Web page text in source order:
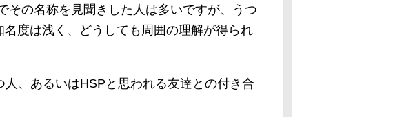
その名称を見聞きした人は多いですが、うつ
度は浅く、どうしても周囲の理解が得られ
、あるいはHSPと思われる友達との付き合